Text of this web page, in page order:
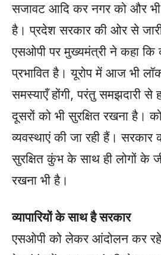
सजावट आदि कर नगर को और भी
है। प्रदेश सरकार की ओर से
एसओपी पर मुख्यमंत्री ने कहा कि
प्रभावित है। यूरोप में आज भी
समस्याएँ होंगी, परंतु समझदारी
दूसरों को भी सुरक्षित रखना है।
व्यवस्थाएं की जा रही हैं। सरकार
सुरक्षित कुंभ के साथ ही लोगों के
रखना भी है।
व्यापारियों के साथ है सरकार
एसओपी को लेकर आंदोलन कर रहे